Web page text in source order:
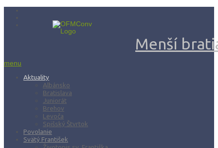
Menší
menu
Aktuality
Albánsko
Bratislava
Juniorát
Brehov
Levoča
Spišský Štvrtok
Povolanie
Svätý František